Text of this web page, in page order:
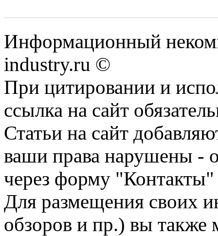
Информационный
industry.ru ©
При цитировании и
ссылка на сайт
Статьи на сайт
ваши права нарушены -
через форму "Контакты"
Для размещения своих
обзоров и пр.) вы также